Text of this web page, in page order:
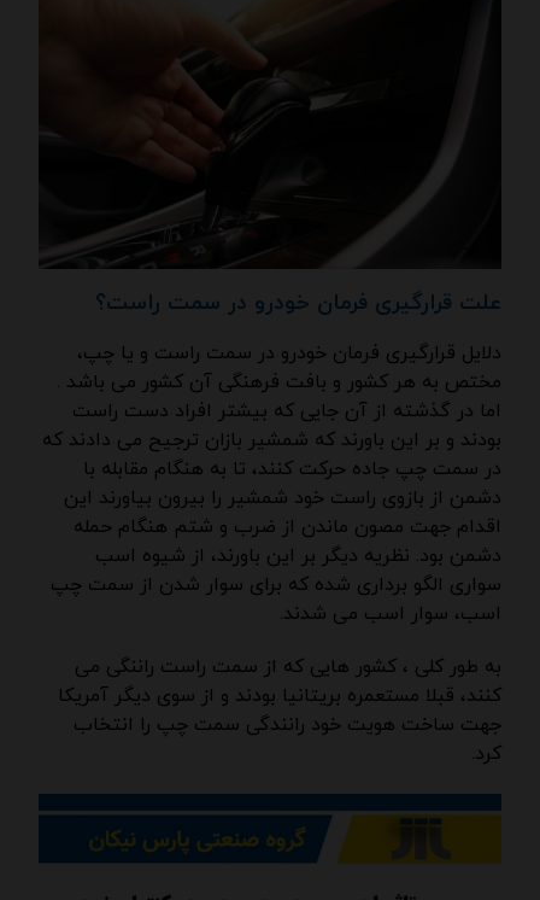
علت قرارگیری فرمان خودرو در سمت راست؟
دلایل قرارگیری فرمان خودرو در سمت راست و یا چپ،
مختص به هر کشور و بافت فرهنگی آن کشور می باشد .
اما در گذشته از آن جایی که بیشتر افراد دست راست
بودند و بر این باورند که شمشیر بازان ترجیح می دادند که
در سمت چپ جاده حرکت کنند، تا به هنگام مقابله با
دشمن از بازوی راست خود شمشیر را بیرون بیاورند این
اقدام جهت مصون ماندن از ضرب و شتم هنگام حمله
دشمن بود. نظریه دیگر بر این باورند، از شیوه اسب
سواری الگو برداری شده که برای سوار شدن از سمت چپ
اسب، سوار اسب می شدند.
به طور کلی ، کشور هایی که از سمت راست راننگی می
کنند، قبلا مستعمره بریتانیا بودند و از سوی دیگر آمریکا
جهت ساخت هویت خود رانندگی سمت چپ را انتخاب
کرد.